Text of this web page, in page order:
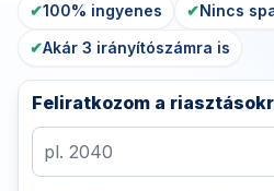
✔100% ingyenes ✔Nincs
✔Akár 3 irányítószámra is
Feliratkozom a